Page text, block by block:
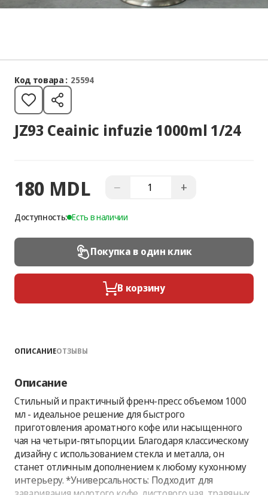
Код товара : 25594
JZ93 Ceainic infuzie 1000ml 1/24
180 MDL − +
Доступность: Есть в наличии
Покупка в один клик
В корзину
ОПИСАНИЕОТЗЫВЫ
Описание
Стильный и практичный френч-пресс объемом 1000
мл - идеальное решение для быстрого
приготовления ароматного кофе или насыщенного
чая на четыри-пятьпорции. Благодаря классическому
дизайну с использованием стекла и металла, он
станет отличным дополнением к любому кухонному
интерьеру. *Универсальность: Подходит для